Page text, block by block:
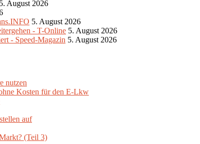
5. August 2026
5. August 2026
- T-Online 5. August 2026
- Speed-Magazin 5. August 2026
nutzen
Kosten für den E-Lkw
auf
(Teil 3)